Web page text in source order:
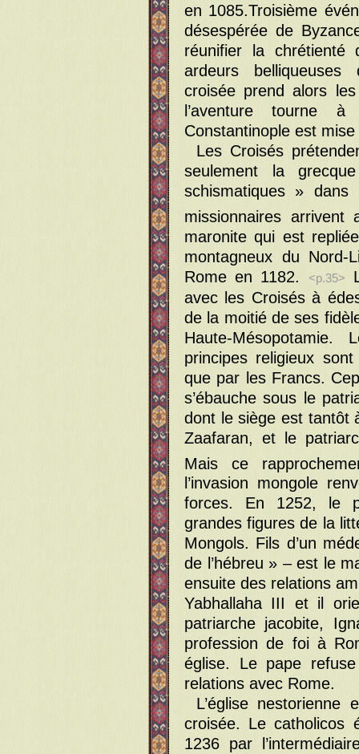
en 1085.Troisième
désespérée de
réunifier la
ardeurs belliqueuses
croisée prend alors
l’aventure tourne
Constantinople est
Les Croisés
seulement la
schismatiques »
missionnaires arrivent
maronite qui est
montagneux du
Rome en 1182.
<p.35>
avec les Croisés à
de la moitié de ses
Haute-
principes religieux
que par les Francs.
s’ébauche sous le
dont le siège est tantôt
Zaafaran, et le
Mais ce
l’invasion mongole
forces. En 1252, le
grandes figures de la
Mongols. Fils d’un
de l’hébreu » – est le
ensuite des relations
Yabhallaha III et il
patriarche jacobite,
profession de foi à
église. Le pape
relations avec Rome.
L’église
croisée. Le catholicos
1236 par